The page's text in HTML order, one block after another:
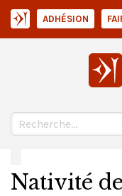
ADHÉSION
Nativité de